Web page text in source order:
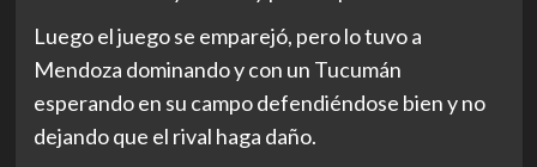
Luego el juego se emparejó, pero lo tuvo a
Mendoza dominando y con un Tucumán
esperando en su campo defendiéndose bien y no
dejando que el rival haga daño.